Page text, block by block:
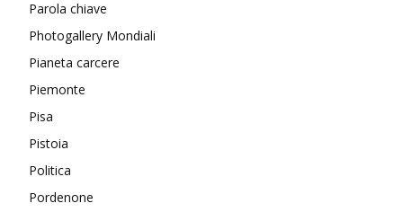
Parola chiave
Photogallery Mondiali
Pianeta carcere
Piemonte
Pisa
Pistoia
Politica
Pordenone